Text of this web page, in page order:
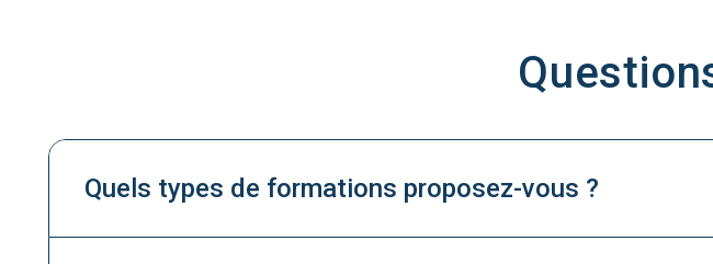
Quels types de formations proposez-vous ?